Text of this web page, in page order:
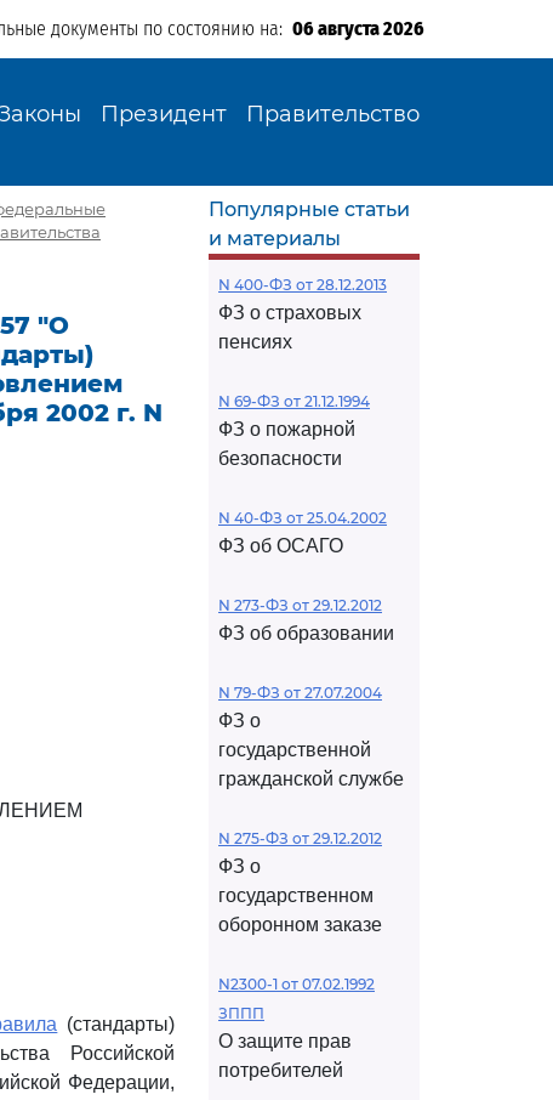
документы по состоянию на: 06 августа 2026
Президент Правительство
"О
2002 г. N
(стандарты)
Российской
Федерации,
Популярные статьи
и материалы
N 400-ФЗ от 28.12.2013
ФЗ о страховых
пенсиях
N 69-ФЗ от 21.12.1994
ФЗ о пожарной
безопасности
N 40-ФЗ от 25.04.2002
ФЗ об ОСАГО
N 273-ФЗ от 29.12.2012
ФЗ об образовании
N 79-ФЗ от 27.07.2004
ФЗ о
государственной
гражданской службе
N 275-ФЗ от 29.12.2012
ФЗ о
государственном
оборонном заказе
N2300-1 от 07.02.1992
ЗППП
О защите прав
потребителей